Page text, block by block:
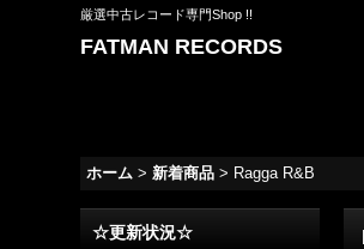
厳選中古レコード専門Shop !!
FATMAN RECORDS
ホーム > 新着商品 > Ragga R&B
☆更新状況☆